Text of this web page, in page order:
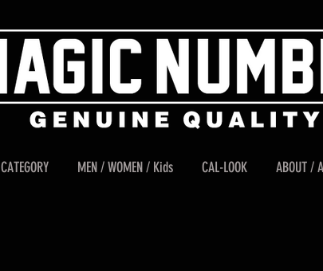
CATEGORY MEN / WOMEN / Kids CAL-LOOK ABOUT /